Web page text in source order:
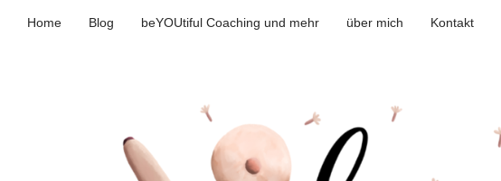
Home Blog beYOUtiful Coaching und mehr über mich Kontakt